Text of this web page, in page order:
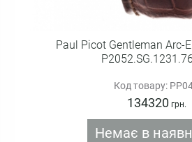
Paul Picot Gentleman Arc-
Код товару:
134320 грн.
Немає в